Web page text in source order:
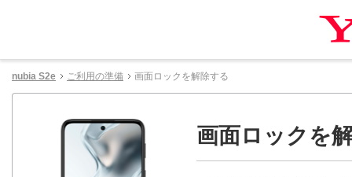
nubia S2e ご利用の準備 画面ロックを解除する
画面ロックを